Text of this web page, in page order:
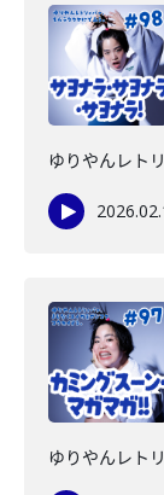
ゆりやんレト
ゆりやんレト